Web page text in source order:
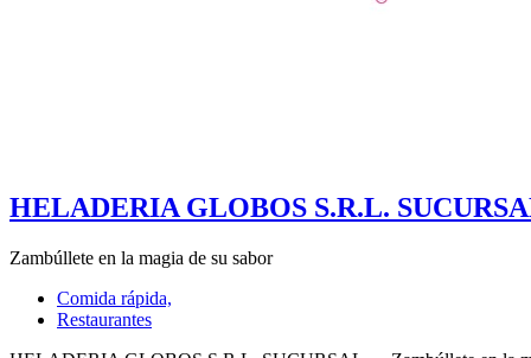
HELADERIA GLOBOS S.R.L.
Zambúllete en la magia de su sabor
Comida rápida,
Restaurantes